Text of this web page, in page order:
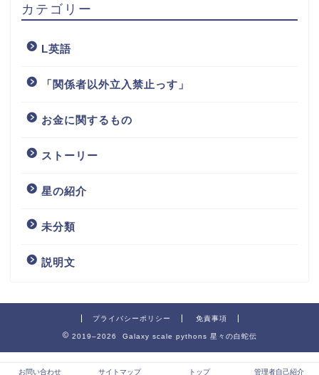
カテゴリー
L英語
「関係者以外立入禁止っす」
お金に関するもの
ストーリー
星の紹介
未分類
説明文
プライバシーポリシー 免責事項
2019–2026 Galaxy scale pythons 星々の白蛇伝
お問い合わせ サイトマップ トップ 管理者自己紹介